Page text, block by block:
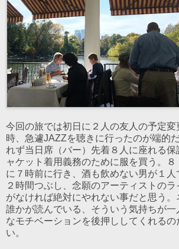
今回の旅では初日に２人の友人の予定変
時、急遽JAZZを聴きに行ったのが端的
れず当日席（バー）先着８人に座れる
ャケット着用義務のために服を買う。
に７時前に行き、酒も飲めない男が１
２時間つぶし、念願のアーティストの
がなければ絶対にやれない事だと思う
誰かが読んでいる、そういう気持ちが一
なモチベーションを後押ししてくれるの
い。